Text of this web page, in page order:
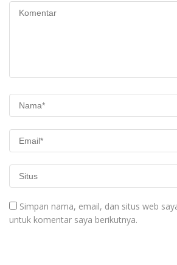
Simpan nama, email, dan situs web
untuk komentar saya berikutnya.